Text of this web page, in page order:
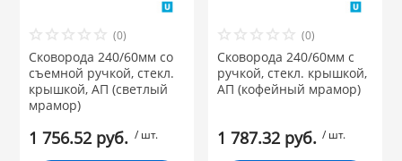
(0)
Сковорода 240/60мм со
съемной ручкой, стекл.
крышкой, АП (светлый
мрамор)
1 756.52 руб. / шт.
(0)
Сковорода 240/60мм с
ручкой, стекл. крышкой,
АП (кофейный мрамор)
1 787.32 руб. / шт.